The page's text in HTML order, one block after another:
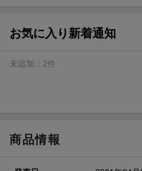
が当たる！
条件達成で楽天限定・宝塚歌
エントリー＆条件達成で『鬼
お気に入り新着通知
未追加： 2件
商品情報